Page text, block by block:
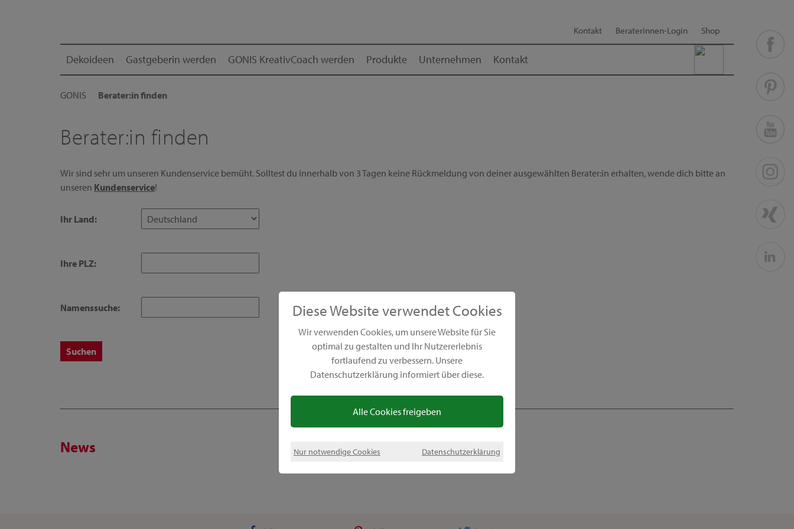
Diese Website verwendet Cookies
Wir verwenden Cookies, um unsere Website für Sie
optimal zu gestalten und Ihr Nutzererlebnis
fortlaufend zu verbessern. Unsere
Datenschutzerklärung informiert über diese.
Alle Cookies freigeben
Nur notwendige Cookies Datenschutzerklärung
Kontakt Beraterinnen-Login Shop
Dekoideen Gastgeberin werden GONIS KreativCoach werden Produkte Unternehmen Kontakt
GONIS Berater:in finden
Berater:in finden
Wir sind sehr um unseren Kundenservice bemüht. Solltest du innerhalb von 3 Tagen keine Rückmeldung von deiner ausgewählten Berater:in erhalten, wende dich bitte an
unseren Kundenservice!
Ihr Land:
Ihre PLZ:
Namenssuche:
News